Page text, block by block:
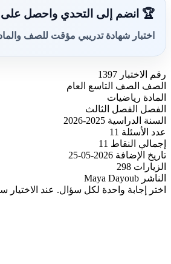
🏆 انضم إلى التحدي واحصل على
اختبار شهادة تدريبي مؤقت للصف
رقم الاختبار 1397
الصف الصف التاسع العام
المادة رياضيات
الفصل الفصل الثالث
السنة الدراسية 2025-2026
عدد الأسئلة 11
إجمالي النقاط 11
تاريخ الإضافة 2026-05-25
الزيارات 298
الناشر Maya Dayoub
اختر إجابة واحدة لكل سؤال. عند